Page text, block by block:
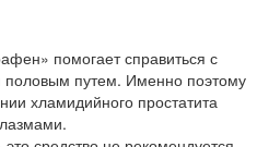
помогает справиться с
путем. Именно поэтому
хламидийного простатита